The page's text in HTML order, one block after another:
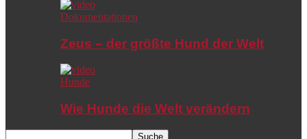
Dokumentationen
Zeus – der größte Hund der Welt
Hunde
Wie Hunde die Welt verändern